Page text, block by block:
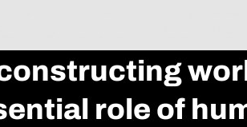
Information sur
Innovation et
role of